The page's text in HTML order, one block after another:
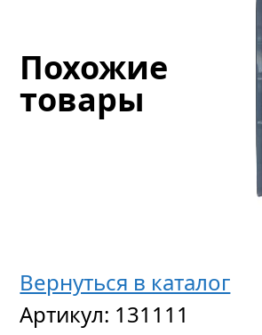
Вернуться в каталог
Артикул: 131111
Похожие
товары